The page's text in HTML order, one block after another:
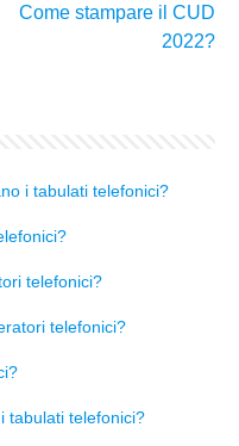
Come stampare il CUD
2022?
i tabulati telefonici?
telefonici?
telefonici?
tabulati telefonici?